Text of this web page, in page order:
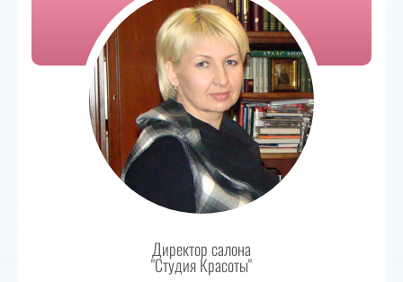
Директор салона
"Студия Красоты"